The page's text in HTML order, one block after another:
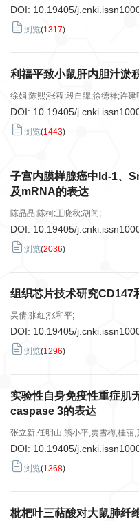
DOI: 10.19405/
浏览(1317)
利福平致小鼠肝内胆汁淤
徐娟;陈熙;张程;段自皥;徐德祥;许建
DOI: 10.19405/
浏览(1443)
子宫内膜样腺癌中Id-1、
及mRNA的表达
陈晶晶;陈柯;王晓秋;胡闻;
DOI: 10.19405/
浏览(2036)
组织芯片技术研究CD147
吴倩;张红;张和平;
DOI: 10.19405/
浏览(1296)
实验性自身免疫性重症肌
caspase 3的表达
张立新;任明山;熊小平;贾雪梅;桂丽;
DOI: 10.19405/
浏览(1368)
枇杷叶三萜酸对大鼠肺纤